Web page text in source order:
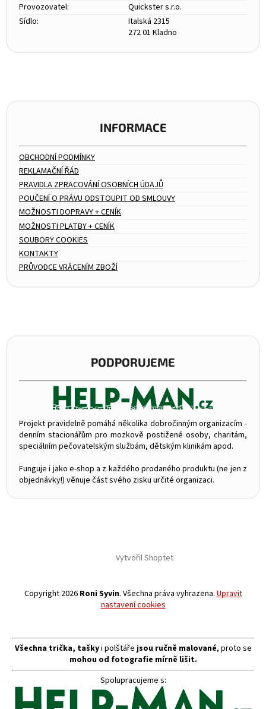
Provozovatel:
Quickster s.r.o.
Sídlo:
Italská 2315
272 01 Kladno
INFORMACE
OBCHODNÍ PODMÍNKY
REKLAMAČNÍ ŘÁD
PRAVIDLA ZPRACOVÁNÍ OSOBNÍCH ÚDAJŮ
POUČENÍ O PRÁVU ODSTOUPIT OD SMLOUVY
MOŽNOSTI DOPRAVY + CENÍK
MOŽNOSTI PLATBY + CENÍK
SOUBORY COOKIES
KONTAKTY
PRŮVODCE VRÁCENÍM ZBOŽÍ
PODPORUJEME
Projekt pravidelně pomáhá několika dobročinným organizacím -
denním stacionářům pro mozkově postižené osoby, charitám,
speciálním pečovatelským službám, dětským klinikám apod.
Funguje i jako e-shop a z každého prodaného produktu (ne jen z
objednávky!) věnuje část svého zisku určité organizaci.
Vytvořil Shoptet
Copyright 2026 Roni Syvin. Všechna práva vyhrazena. Upravit
nastavení cookies
Všechna trička, taškyi polštáře jsou ručně malované, proto se
mohou od fotografie mírně lišit.
Spolupracujeme s: